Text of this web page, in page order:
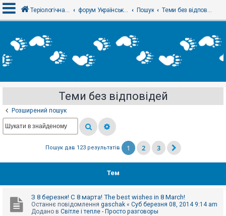
х
і
е
с
т
р
я
е
и
Теріологічна школа форум Українського теріологічного товариства Пошук Теми без відповідей
Теми без відповідей
Розширений пошук
Пошук дав 123 результатів 1 2 3
Тем
З 8 березня! С 8 марта! The best wishes in 8 March!
Останнє повідомлення gaschak « Суб березня 08, 2014 9:14 am
Додано в Світле і тепле - Просто разговоры